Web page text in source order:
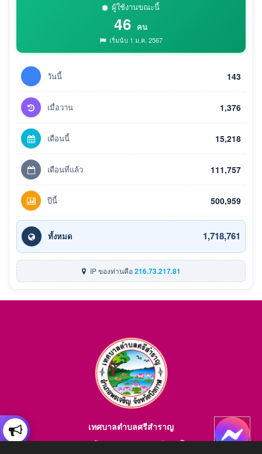
ผู้ใช้งานขณะนี้
46 คน
เริ่มนับ 1 ม.ค. 2567
วันนี้ 143
เมื่อวาน 1,376
เดือนนี้ 15,218
เดือนที่แล้ว 111,757
ปีนี้ 500,959
ทั้งหมด 1,718,761
IP ของท่านคือ216.73.217.81
เทศบาลตำบลศรีสำราญ